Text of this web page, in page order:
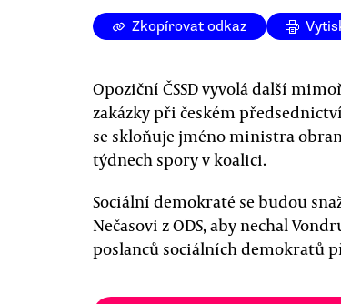
Zkopírovat odkaz
Opoziční ČSSD vyvolá další
zakázky při českém
se skloňuje jméno ministra
týdnech spory v koalici.
Sociální demokraté se budou
Nečasovi z ODS, aby nechal
poslanců sociálních demokratů